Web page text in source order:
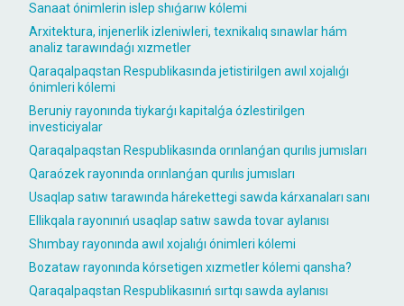
Sanaat ónimlerin islep shıǵarıw kólemi
Arxitektura, injenerlik izleniwleri, texnikalıq sınawlar hám
analiz tarawındaǵı xızmetler
Qaraqalpaqstan Respublikasında jetistirilgen awıl xojalıǵı
ónimleri kólemi
Beruniy rayonında tiykarǵı kapitalǵa ózlestirilgen
investiciyalar
Qaraqalpaqstan Respublikasında orınlanǵan qurılıs jumısları
Qaraózek rayonında orınlanǵan qurılıs jumısları
Usaqlap satıw tarawında hárekettegi sawda kárxanaları sanı
Ellikqala rayonınıń usaqlap satıw sawda tovar aylanısı
Shımbay rayonında awıl xojalıǵı ónimleri kólemi
Bozataw rayonında kórsetigen xızmetler kólemi qansha?
Qaraqalpaqstan Respublikasınıń sırtqı sawda aylanısı